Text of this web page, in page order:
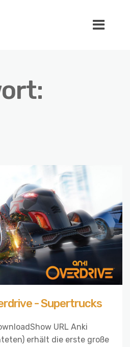
- Supertrucks
URL Anki
erhält die erste große